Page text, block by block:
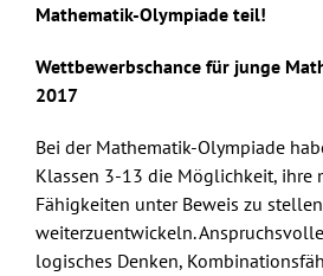
Mathematik-Olympiade teil!
Wettbewerbschance für junge
2017
Bei der Mathematik-Olympiade
Klassen 3-13 die Möglichkeit, ihre
Fähigkeiten unter Beweis zu
weiterzuentwickeln.
logisches Denken,